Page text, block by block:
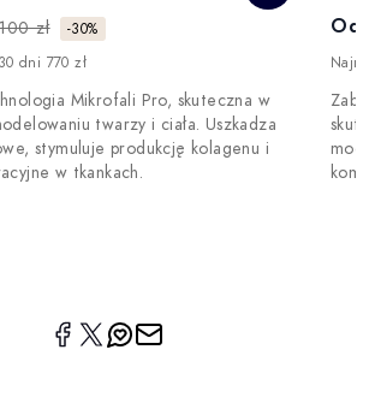
zł
-30%
dni 770 zł
Mikrofali Pro, skuteczna w
twarzy i ciała. Uszkadza
stymuluje produkcję kolagenu i
w tkankach.
Od